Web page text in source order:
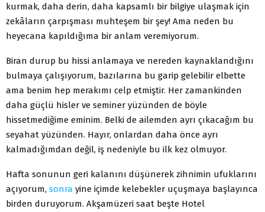
kurmak, daha derin, daha kapsamlı bir bilgiye ulaşmak için
zekâların çarpışması muhteşem bir şey! Ama neden bu
heyecana kapıldığıma bir anlam veremiyorum.
Biran durup bu hissi anlamaya ve nereden kaynaklandığını
bulmaya çalışıyorum, bazılarına bu garip gelebilir elbette
ama benim hep merakımı celp etmiştir. Her zamankinden
daha güçlü hisler ve seminer yüzünden de böyle
hissetmediğime eminim. Belki de ailemden ayrı çıkacağım bu
seyahat yüzünden. Hayır, onlardan daha önce ayrı
kalmadığımdan değil, iş nedeniyle bu ilk kez olmuyor.
Hafta sonunun geri kalanını düşünerek zihnimin ufuklarını
açıyorum, sonra yine içimde kelebekler uçuşmaya başlayınca
birden duruyorum. Akşamüzeri saat beşte Hotel